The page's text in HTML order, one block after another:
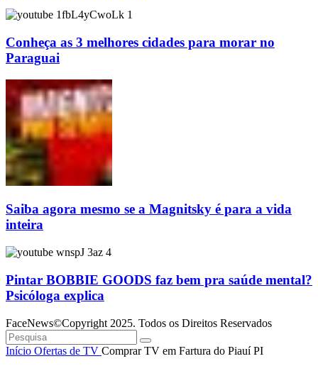
Conheça as 3 melhores cidades para morar no
Paraguai
Saiba agora mesmo se a Magnitsky é para a vida
inteira
Pintar BOBBIE GOODS faz bem pra saúde mental?
Psicóloga explica
FaceNews©Copyright 2025. Todos os Direitos Reservados
Início Ofertas de TV Comprar TV em Fartura do Piauí PI